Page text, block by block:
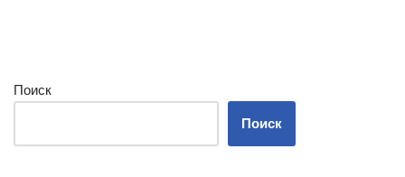
Поиск
Поиск